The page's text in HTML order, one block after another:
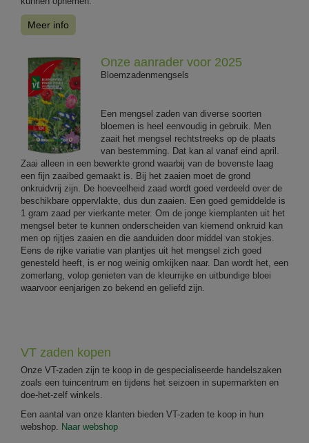
Meer info
Onze aanrader voor 2025
Bloemzadenmengsels
Een mengsel zaden van diverse soorten
bloemen is heel eenvoudig in gebruik. Men
zaait het mengsel rechtstreeks op de plaats
van bestemming. Dat kan al vanaf eind april.
Zaai alleen in een bewerkte grond waarbij van de bovenste laag
een fijn zaaibed gemaakt is. Bij het zaaien moet de grond
onkruidvrij zijn. De hoeveelheid zaad wordt goed verdeeld over de
beschikbare oppervlakte, dus dun zaaien. Een goed gemiddelde is
1 gram zaad per vierkante meter. Om de jonge kiemplanten uit het
mengsel beter te kunnen onderscheiden van kiemend onkruid kan
men op rijtjes zaaien en die aanduiden door middel van stokjes.
Eens de rijke variatie van plantjes uit het mengsel zich goed
genesteld heeft, is er nog weinig omkijken naar. Dan wordt het, een
zomerlang, volop genieten van de kleurrijke en uitbundige bloei
waarvoor eenjarigen zo bekend en geliefd zijn.
VT zaden kopen
Onze VT-zaden zijn te koop in de gespecialiseerde handelszaken
zoals een tuincentrum en tijdens het seizoen in supermarkten en
doe-het-zelf winkels.
Een aantal van onze klanten bieden VT-zaden te koop in hun
webshop. Naar webshop